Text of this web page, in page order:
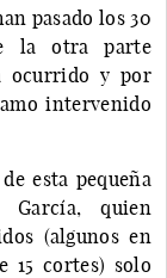
pasado los 30
la otra parte
ocurrido y por
intervenido
esta pequeña
García, quien
(algunos en
15 cortes) solo